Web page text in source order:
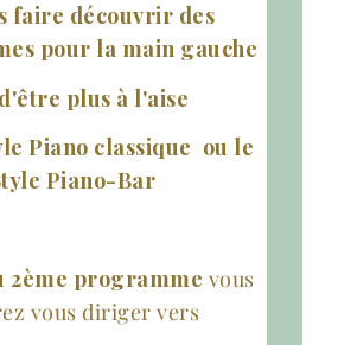
faire découvrir des
pour la main gauche
plus à l'aise
Piano classique ou le
Piano-Bar
2ème programme vous
vous diriger vers